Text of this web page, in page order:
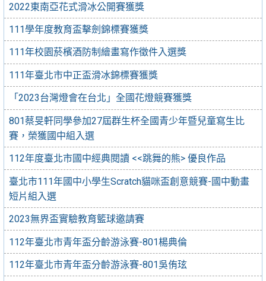
2022東南亞花式滑冰公開賽獲獎
111學年度教育盃擊劍錦標賽獲獎
111年校園菸檳酒防制繪畫寫作徵件入選獎
111年臺北市中正盃滑冰錦標賽獲獎
「2023台灣燈會在台北」全國花燈競賽獲獎
801蔡旻軒同學參加27屆群生杯全國青少年暨兒童寫生比
賽，榮獲國中組入選
112年度臺北市國中經典閱讀 <<跳舞的熊> 優良作品
臺北市111年國中小學生Scratch貓咪盃創意競賽-國中動畫
短片組入選
2023無界盃實驗教育籃球邀請賽
112年臺北市青年盃分齡游泳賽-801楊典倫
112年臺北市青年盃分齡游泳賽-801吳侑玹